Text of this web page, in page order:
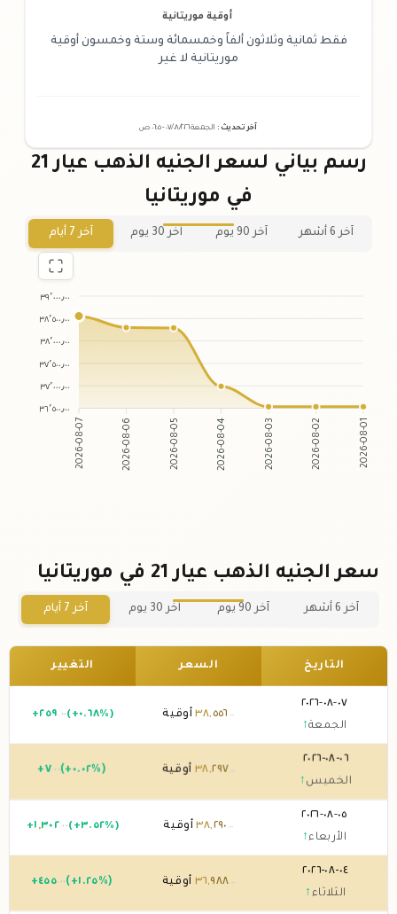
أوقية موريتانية
فقط ثمانية وثلاثون ألفاً وخمسمائة وستة وخمسون أوقية
موريتانية لا غير
آخر تحديث : الجمعة ٠٧ /٠٨/٢٠٢٦ - ٠٦:٠٥ ص
رسم بياني لسعر الجنيه الذهب عيار 21
في موريتانيا
آخر 6 أشهر آخر 90 يوم آخر 30 يوم آخر 7 أيام
٣٩٬٠٠٠٫٠٠
٣٨٬٥٠٠٫٠٠
٣٨٬٠٠٠٫٠٠
٣٧٬٥٠٠٫٠٠
٣٧٬٠٠٠٫٠٠
٣٦٬٥٠٠٫٠٠
2026-08-07 2026-08-06 2026-08-05 2026-08-04 2026-08-03 2026-08-02 2026-08-01
سعر الجنيه الذهب عيار 21 في موريتانيا
آخر 6 أشهر آخر 90 يوم آخر 30 يوم آخر 7 أيام
التاريخ السعر التغيير
٠٧-٠٨-٢٠٢٦
الجمعة↑
٣٨,٥٥٦ .٠٠ أوقية +٢٥٩ .٠٠ (+٠.٦٨%)
٠٦-٠٨-٢٠٢٦
الخميس ↑
٣٨,٢٩٧ أوقية +٧ .٠٠ (+٠.٠٢%)
٠٥-٠٨-٢٠٢٦
الأربعاء↑
٣٨,٢٩٠ .٠٠ أوقية +١ ,٣٠٢ .٠٠ (+٣.٥٢%)
٠٤-٠٨-٢٠٢٦
الثلاثاء ↑
٣٦,٩٨٨ .٠٠ أوقية +٤٥٥ .٠٠ (+١.٢٥%)